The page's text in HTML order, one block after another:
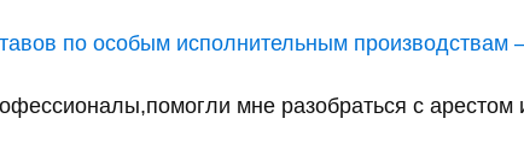
по особым исполнительным производствам
мне разобраться с